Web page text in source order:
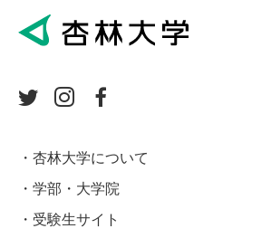
杏林大学について
学部・大学院
受験生サイト